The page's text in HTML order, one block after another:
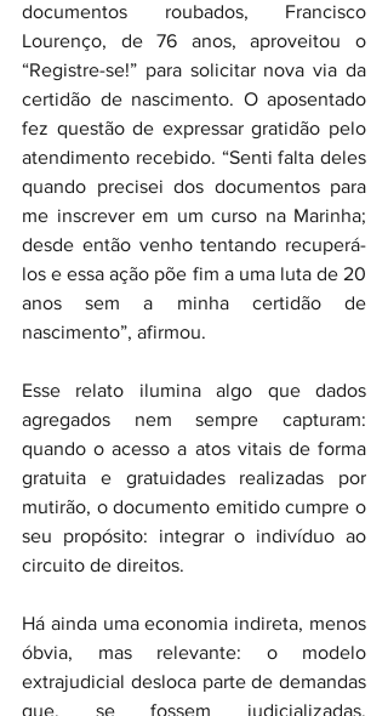
documentos roubados, Francisco
Lourenço, de 76 anos, aproveitou o
“Registre-se!” para solicitar nova via da
certidão de nascimento. O aposentado
fez questão de expressar gratidão pelo
atendimento recebido. “Senti falta deles
quando precisei dos documentos para
me inscrever em um curso na Marinha;
desde então venho tentando recuperá-
los e essa ação põe fim a uma luta de 20
anos sem a minha certidão de
nascimento”, afirmou.
Esse relato ilumina algo que dados
agregados nem sempre capturam:
quando o acesso a atos vitais de forma
gratuita e gratuidades realizadas por
mutirão, o documento emitido cumpre o
seu propósito: integrar o indivíduo ao
circuito de direitos.
Há ainda uma economia indireta, menos
óbvia, mas relevante: o modelo
extrajudicial desloca parte de demandas
que, se fossem judicializadas,